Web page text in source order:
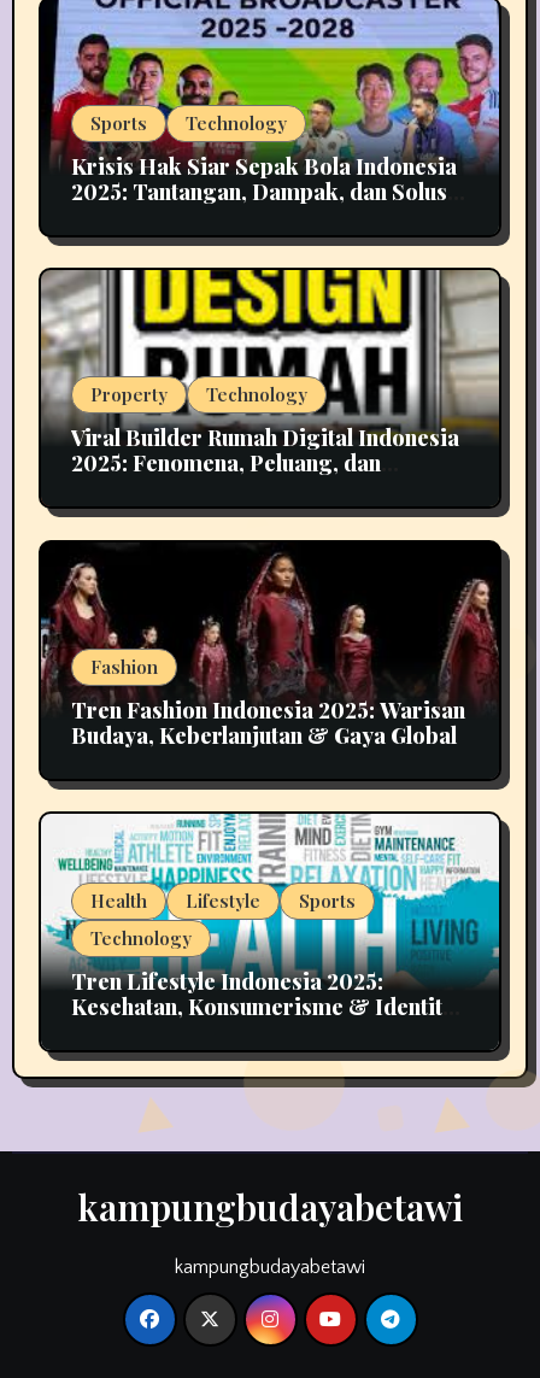
Sports Technology
Krisis Hak Siar Sepak Bola Indonesia
2025: Tantangan, Dampak, dan Solusi
Property Technology
Viral Builder Rumah Digital Indonesia
2025: Fenomena, Peluang, dan
Fashion
Tren Fashion Indonesia 2025: Warisan
Budaya, Keberlanjutan & Gaya Global
Health Lifestyle
Sports
Technology
Tren Lifestyle Indonesia 2025:
Kesehatan, Konsumerisme & Identitas
kampungbudayabetawi
kampungbudayabetawi